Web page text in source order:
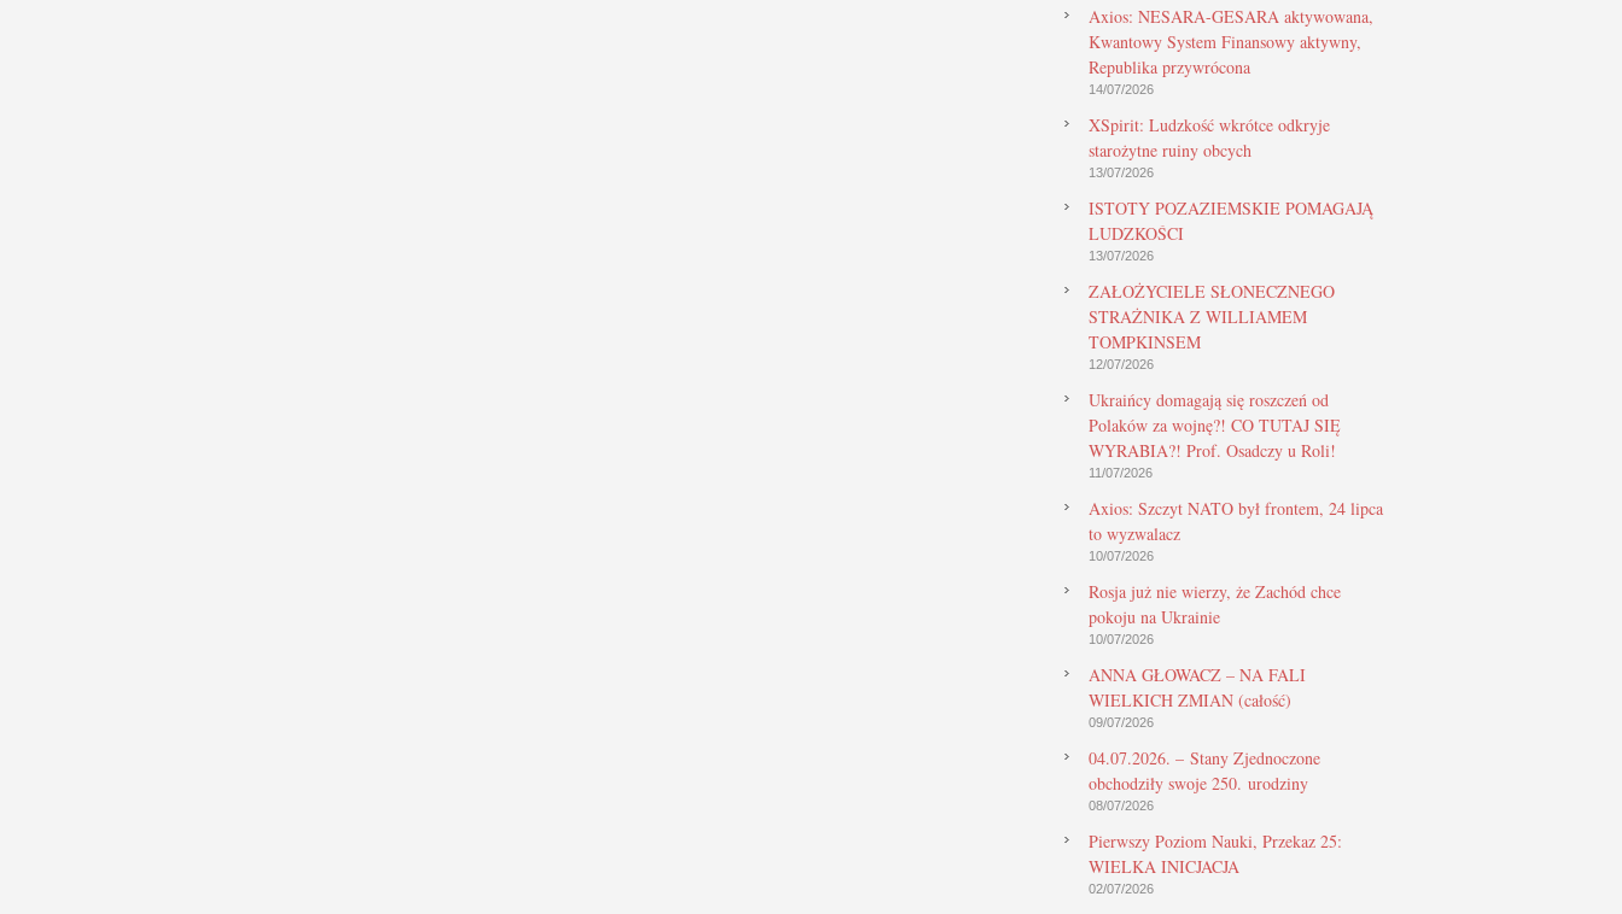
Axios: NESARA-GESARA aktywowana,
Kwantowy System Finansowy aktywny,
Republika przywrócona
14/07/2026
XSpirit: Ludzkość wkrótce odkryje
starożytne ruiny obcych
13/07/2026
ISTOTY POZAZIEMSKIE POMAGAJĄ
LUDZKOŚCI
13/07/2026
ZAŁOŻYCIELE SŁONECZNEGO
STRAŻNIKA Z WILLIAMEM
TOMPKINSEM
12/07/2026
Ukraińcy domagają się roszczeń od
Polaków za wojnę?! CO TUTAJ SIĘ
WYRABIA?! Prof. Osadczy u Roli!
11/07/2026
Axios: Szczyt NATO był frontem, 24 lipca
to wyzwalacz
10/07/2026
Rosja już nie wierzy, że Zachód chce
pokoju na Ukrainie
10/07/2026
ANNA GŁOWACZ – NA FALI
WIELKICH ZMIAN (całość)
09/07/2026
04.07.2026. – Stany Zjednoczone
obchodziły swoje 250. urodziny
08/07/2026
Pierwszy Poziom Nauki, Przekaz 25:
WIELKA INICJACJA
02/07/2026